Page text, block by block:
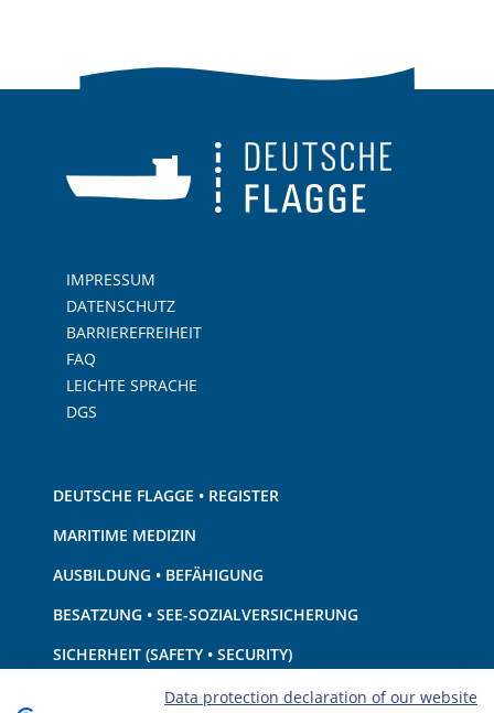
IMPRESSUM
DATENSCHUTZ
BARRIEREFREIHEIT
FAQ
LEICHTE SPRACHE
DGS
DEUTSCHE FLAGGE • REGISTER
MARITIME MEDIZIN
AUSBILDUNG • BEFÄHIGUNG
BESATZUNG • SEE-SOZIALVERSICHERUNG
SICHERHEIT (SAFETY • SECURITY)
SCHIFF • AUSRÜSTUNGData protection declaration of our website